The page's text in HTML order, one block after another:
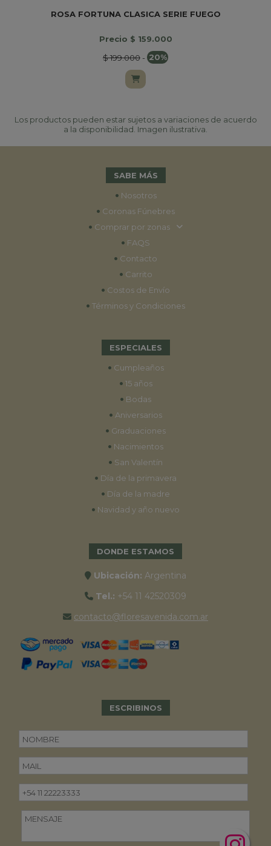
ROSA FORTUNA CLASICA SERIE FUEGO
Precio $ 159.000
$ 199.000- 20%
Los productos pueden estar sujetos a variaciones de acuerdo
a la disponibilidad. Imagen ilustrativa.
SABE MÁS
• Nosotros
• Coronas Fúnebres
• Comprar por zonas
• FAQS
• Contacto
• Carrito
• Costos de Envío
• Términos y Condiciones
ESPECIALES
• Cumpleaños
• 15 años
• Bodas
• Aniversarios
• Graduaciones
• Nacimientos
• San Valentín
• Día de la primavera
• Día de la madre
• Navidad y año nuevo
DONDE ESTAMOS
Ubicación: Argentina
Tel.: +54 11 42520309
contacto@floresavenida.com.ar
ESCRIBINOS